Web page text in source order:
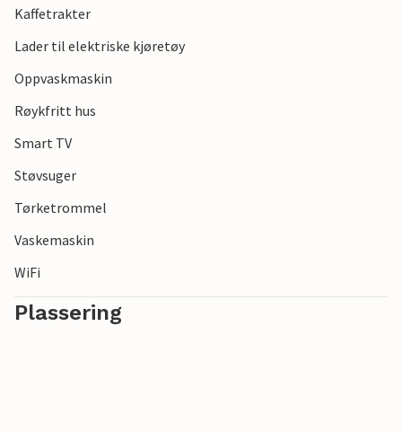
byen Nordborg, med sin idylliske innsjø og det interessante
Nordborg slott.
Kaffetrakter
Lader til elektriske kjøretøy
Oppvaskmaskin
Røykfritt hus
Smart TV
Støvsuger
Tørketrommel
Vaskemaskin
WiFi
Plassering